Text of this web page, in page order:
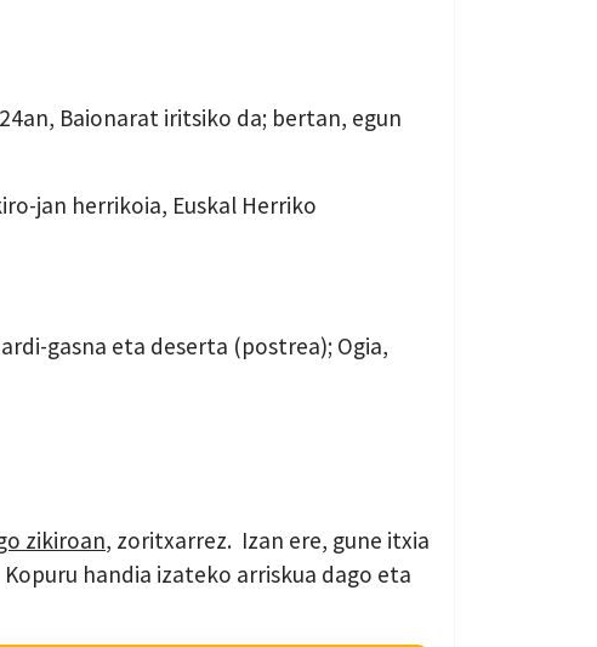
Baionarat iritsiko da; bertan, egun
jan herrikoia, Euskal Herriko
gasna eta deserta (postrea); Ogia,
zikiroan, zoritxarrez. Izan ere, gune itxia
handia izateko arriskua dago eta